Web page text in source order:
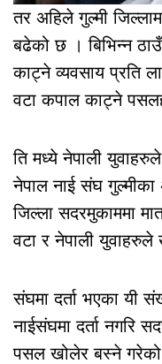
तर अहिले गुल्मी
बढेको छ । बिभिन्न
काट्ने व्यवसाय प्रति
वटा कपाल काट्ने
ति मध्ये नेपाली
नेपाल नाई संघ गुल्मीका
जिल्ला सदरमुकाममा
वटा र नेपाली
संघमा दर्ता भएका यी
नाईसंघमा दर्ता नगरि
पसल खोलेर बस्ने गरेको